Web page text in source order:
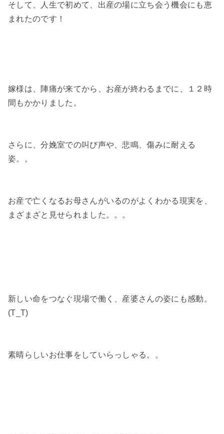
そして、人生で初めて、出産の場に立ち会う機会にも恵
まれたのです！
嫁様は、陣痛が来てから、お産が終わるまでに、１２時
間もかかりました。
さらに、分娩室での叫び声や、悲鳴、傷みに耐える
姿。。
お産で亡くなるお母さんがいるのがよくわかる現実を、
まざまざと見せられました。。。
新しい命をつなぐ現場で働く、産婆さんの姿にも感動。
(T_T)
素晴らしいお仕事をしていらっしゃる。。